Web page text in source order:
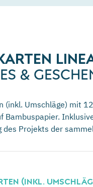
&
(inkl. Umschläge) mit
Bambuspapier.
des Projekts der
(INKL.